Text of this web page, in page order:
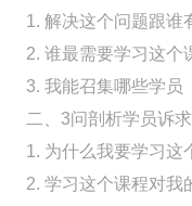
1. 解决这个问题跟谁
2. 谁最需要学习这个
3. 我能召集哪些学员
二、3问剖析学员诉求
1. 为什么我要学习这
2. 学习这个课程对我